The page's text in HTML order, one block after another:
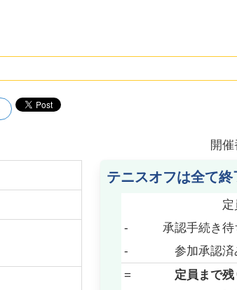
開
テニスオフは全て終
定
-
承認手続き待
-
参加承認済
=
定員まで残